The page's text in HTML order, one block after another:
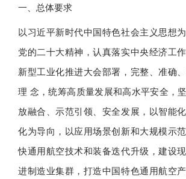
一、总体要求
以习近平新时代中国特色社会主义思想
党的二十大精神，认真落实中央经济工
新型工业化推进大会部署，完整、准确
理 念，统筹高质量发展和高水平安全，
放融合、示范引领、安全发展，以智能
化为导向，以应用场景创新和大规模示
快通用航空技术和装备迭代升级，建设
进制造业集群，打造中国特色通用航空